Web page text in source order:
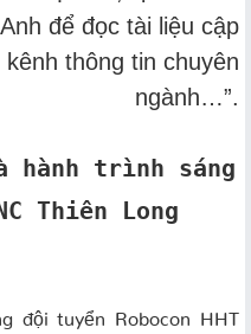
để đọc tài liệu cập
thông tin chuyên
ngành…”.
hành trình sáng
Thiên Long
đội tuyển Robocon HHT